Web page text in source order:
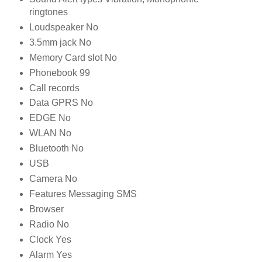
ringtones
Loudspeaker No
3.5mm jack No
Memory Card slot No
Phonebook 99
Call records
Data GPRS No
EDGE No
WLAN No
Bluetooth No
USB
Camera No
Features Messaging SMS
Browser
Radio No
Clock Yes
Alarm Yes